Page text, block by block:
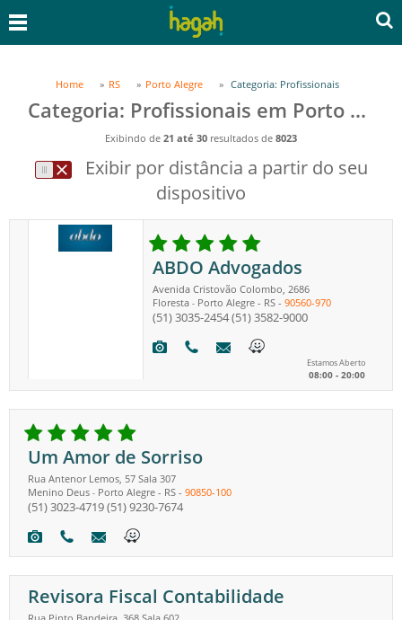
Home RS Porto Alegre Categoria: Profissionais
Categoria: Profissionais em Porto Alegre, RS
Exibindo de 21 até 30 resultados de 8023
Exibir por distância a partir do seu
dispositivo
ABDO Advogados
Avenida Cristovão Colombo, 2686
Floresta - Porto Alegre- RS- 90560-970
(51) 3035-2454(51) 3582-9000
Estamos Aberto
08:00 - 20:00
Um Amor de Sorriso
Rua Antenor Lemos, 57 Sala 307
Menino Deus - Porto Alegre - RS - 90850-100
(51) 3023-4719(51) 9230-7674
Revisora Fiscal Contabilidade